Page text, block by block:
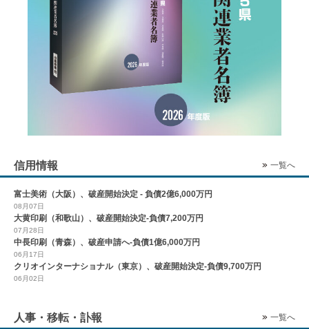
信用情報 一覧へ
富士美術（大阪）、破産開始決定 - 負債2億6,000万円
08月07日
大黄印刷（和歌山）、破産開始決定-負債7,200万円
07月28日
中長印刷（青森）、破産申請へ-負債1億6,000万円
06月17日
クリオインターナショナル（東京）、破産開始決定-負債9,700万円
06月02日
人事・移転・訃報 一覧へ